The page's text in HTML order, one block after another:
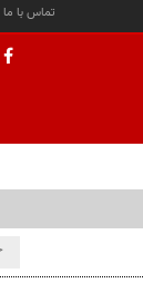
تماس با ما